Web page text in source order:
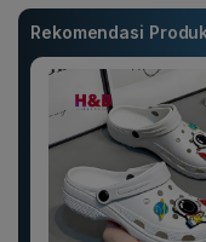
Rekomendasi